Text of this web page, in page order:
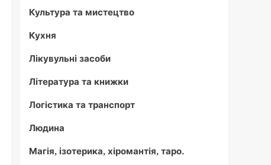
Культура та мистецтво
Кухня
Лікувульні засоби
Література та книжки
Логістика та транспорт
Людина
Магія, ізотерика, хіромантія, таро.